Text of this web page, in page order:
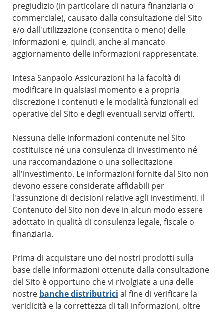
pregiudizio (in particolare di natura finanziaria o
commerciale), causato dalla consultazione del Sito
e/o dall'utilizzazione (consentita o meno) delle
informazioni e, quindi, anche al mancato
aggiornamento delle informazioni rappresentate.
Intesa Sanpaolo Assicurazioni ha la facoltà di
modificare in qualsiasi momento e a propria
discrezione i contenuti e le modalità funzionali ed
operative del Sito e degli eventuali servizi offerti.
Nessuna delle informazioni contenute nel Sito
costituisce né una consulenza di investimento né
una raccomandazione o una sollecitazione
all'investimento. Le informazioni fornite dal Sito non
devono essere considerate affidabili per
l'assunzione di decisioni relative agli investimenti. Il
Contenuto del Sito non deve in alcun modo essere
adottato in qualità di consulenza legale, fiscale o
finanziaria.
Prima di acquistare uno dei nostri prodotti sulla
base delle informazioni ottenute dalla consultazione
del Sito è opportuno che vi rivolgiate a una delle
nostre banche distributrici al fine di verificare la
veridicità e la correttezza di tali informazioni, oltre